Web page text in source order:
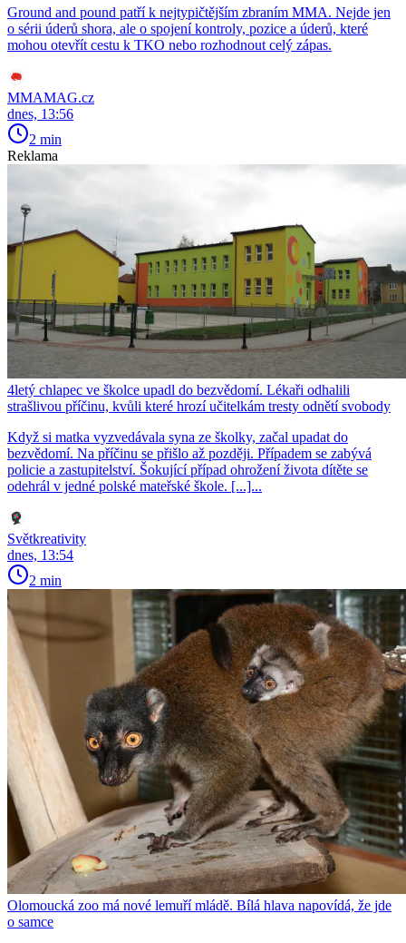
Ground and pound patří k nejtypičtějším zbraním MMA. Nejde jen
o sérii úderů shora, ale o spojení kontroly, pozice a úderů, které
mohou otevřít cestu k TKO nebo rozhodnout celý zápas.
MMAMAG.cz
dnes, 13:56
2 min
Reklama
4letý chlapec ve školce upadl do bezvědomí. Lékaři odhalili
strašlivou příčinu, kvůli které hrozí učitelkám tresty odnětí svobody
Když si matka vyzvedávala syna ze školky, začal upadat do
bezvědomí. Na příčinu se přišlo až později. Případem se zabývá
policie a zastupitelství. Šokující případ ohrožení života dítěte se
odehrál v jedné polské mateřské škole. [...]...
Světkreativity
dnes, 13:54
2 min
Olomoucká zoo má nové lemuří mládě. Bílá hlava napovídá, že jde
o samce